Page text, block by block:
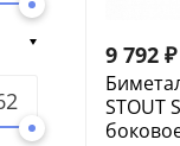
9 792 ₽
STOUT